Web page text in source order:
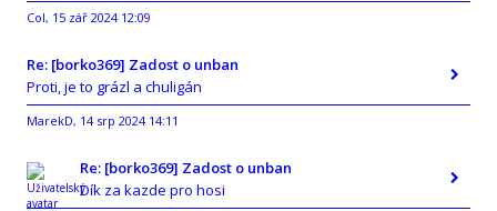
Col, 15 zář 2024 12:09
Re: [borko369] Zadost o unban
Proti, je to grázl a chuligán
MarekD, 14 srp 2024 14:11
Re: [borko369] Zadost o unban
Dík za kazde pro hosi